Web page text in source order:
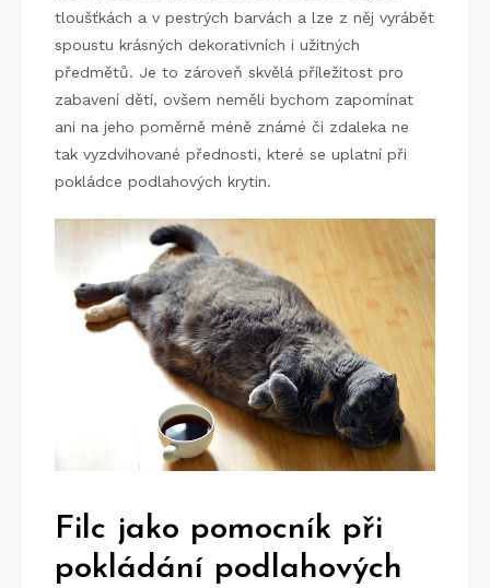
tloušťkách a v pestrých barvách a lze z něj vyrábět
spoustu krásných dekorativních i užitných
předmětů. Je to zároveň skvělá příležitost pro
zabavení dětí, ovšem neměli bychom zapomínat
ani na jeho poměrně méně známé či zdaleka ne
tak vyzdvihované přednosti, které se uplatní při
pokládce podlahových krytin.
Filc jako pomocník při
pokládání podlahových